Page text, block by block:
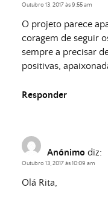
Outubro 13, 2017 às 9:55 am
O projeto parece
coragem de seguir
sempre a precisar
positivas,
Responder
Anónimo diz:
Outubro 13, 2017 às 10:09 am
Olá Rita,